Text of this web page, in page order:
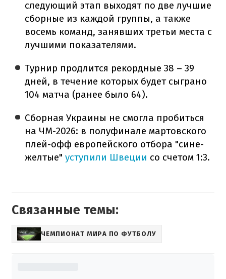
следующий этап выходят по две лучшие
сборные из каждой группы, а также
восемь команд, занявших третьи места с
лучшими показателями.
Турнир продлится рекордные 38 – 39
дней, в течение которых будет сыграно
104 матча (ранее было 64).
Сборная Украины не смогла пробиться
на ЧМ-2026: в полуфинале мартовского
плей-офф европейского отбора "сине-
желтые" уступили Швеции со счетом 1:3.
Связанные темы:
ЧЕМПИОНАТ МИРА ПО ФУТБОЛУ